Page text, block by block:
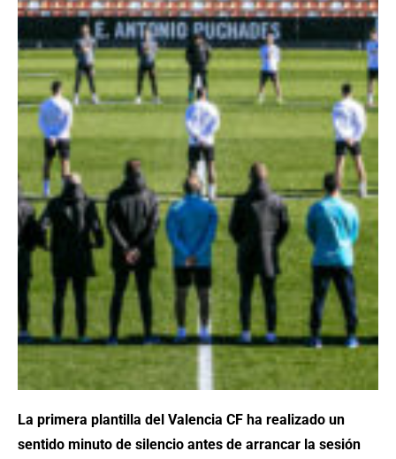
La primera plantilla del Valencia CF ha realizado un
sentido minuto de silencio antes de arrancar la sesión